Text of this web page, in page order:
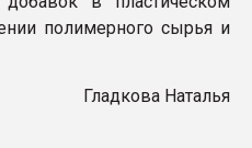
полимерного сырья и
Гладкова Наталья